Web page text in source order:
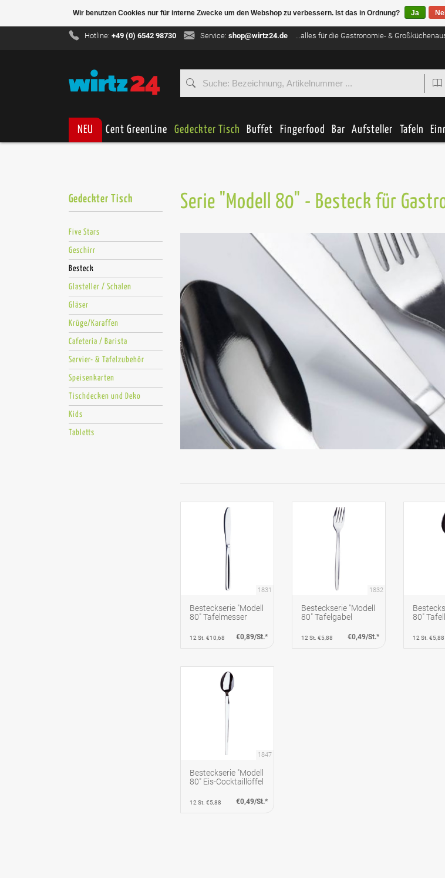
Hotline:+49 (0) 6542 98730 Service: shop@wirtz24.de ...alles für die Gastronomie- &
NEU Cent GreenLine Gedeckter Tisch Buffet Fingerfood Bar Aufsteller Tafeln
Gedeckter Tisch
Five Stars
Geschirr
Besteck
Glasteller / Schalen
Gläser
Krüge/Karaffen
Cafeteria / Barista
Servier- & Tafelzubehör
Speisenkarten
Tischdecken und Deko
Kids
Tabletts
Serie "Modell 80" - Besteck für
1831
Besteckserie "Modell
80" Tafelmesser
12 St. €10,68 €0,89/St.*
1832
Besteckserie "Modell
80" Tafelgabel
12 St. €5,88 €0,49/St.*
80"
12 St. €5,88
1847
Besteckserie "Modell
80" Eis-Cocktaillöffel
12 St. €5,88 €0,49/St.*
Wir benutzen Cookies nur für interne Zwecke um den Webshop zu verbessern. Ist das in Ordnung? Ja